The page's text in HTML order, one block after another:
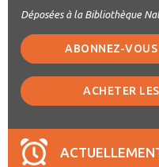
Déposées à la Bibliothèque
ABONNEZ-
ACHETER